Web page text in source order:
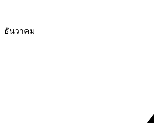
ธันวาคม